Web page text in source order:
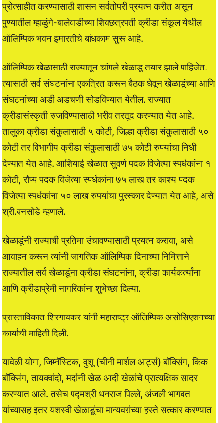
प्रोत्साहीत करण्यासाठी शासन सर्वतोपरी प्रयत्न करीत असून
पुण्यातील म्हाळुंगे-बालेवाडीच्या शिवछत्रपती क्रीडा संकूल येथील
ऑलिम्पिक भवन इमारतीचे बांधकाम सुरू आहे.
ऑलिम्पिक खेळासाठी राज्यातून चांगले खेळाडू तयार झाले पाहिजेत.
त्यासाठी सर्व संघटनांना एकत्रित करून बैठक घेवून खेळाडूंच्या आणि
संघटनांच्या अडी अडचणी सोडविण्यात येतील. राज्यात
क्रीडासंस्कृती रुजविण्यासाठी भरीव तरतूद करण्यात येत आहे.
तालुका क्रीडा संकुलासाठी ५ कोटी, जिल्हा क्रीडा संकुलासाठी ५०
कोटी तर विभागीय क्रीडा संकुलासाठी ७५ कोटी रुपयांचा निधी
देण्यात येत आहे. आशियाई खेळात सुवर्ण पदक विजेत्या स्पर्धकांना १
कोटी, रौप्य पदक विजेत्या स्पर्धकांना ७५ लाख तर काश्य पदक
विजेत्या स्पर्धकांना ५० लाख रुपयांचा पुरस्कार देण्यात येत आहे, असे
श्री.बनसोडे म्हणाले.
खेळाडूंनी राज्याची प्रतिमा उंचावण्यासाठी प्रयत्न करावा, असे
आवाहन करून त्यांनी जागतिक ऑलिम्पिक दिनाच्या निमित्ताने
राज्यातील सर्व खेळाडूंना क्रीडा संघटनांना, क्रीडा कार्यकर्त्यांना
आणि क्रीडाप्रेमी नागरिकांना शुभेच्छा दिल्या.
प्रास्ताविकात शिरगावकर यांनी महाराष्ट्र ऑलिम्पिक असोसिएशनच्या
कार्याची माहिती दिली.
यावेळी योगा, जिम्नॅस्टिक, वुशू (चीनी मार्शल आर्ट्स) बॉक्सिंग, किक
बॉक्सिंग, तायक्वांदो, मर्दानी खेळ आदी खेळांचे प्रात्यक्षिक सादर
करण्यात आले. तसेच पद्मश्री धनराज पिल्ले, अंजली भागवत
यांच्यासह इतर यशस्वी खेळाडूंचा मान्यवरांच्या हस्ते सत्कार करण्यात